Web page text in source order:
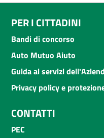
PER I CITTADINI
Bandi di concorso
Auto Mutuo Aiuto
Guida ai servizi
Privacy policy e
CONTATTI
PEC